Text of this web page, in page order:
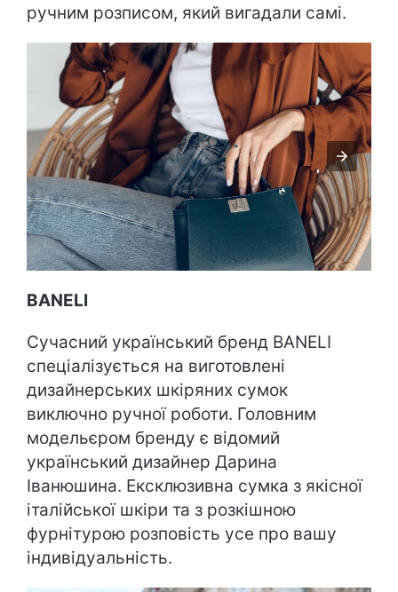
ручним розписом, який вигадали самі.
BANELI
Сучасний український бренд BANELI
спеціалізується на виготовлені
дизайнерських шкіряних сумок
виключно ручної роботи. Головним
модельєром бренду є відомий
український дизайнер Дарина
Іванюшина. Ексклюзивна сумка з якісної
італійської шкіри та з розкішною
фурнітурою розповість усе про вашу
індивідуальність.